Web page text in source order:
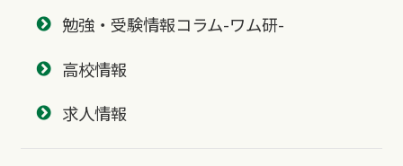
勉強・受験情報コラム-ワム研-
高校情報
求人情報